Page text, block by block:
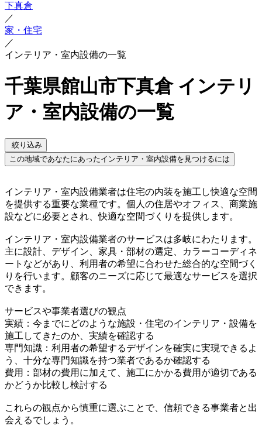
下真倉
／
家・住宅
／
インテリア・室内設備の一覧
千葉県館山市下真倉 インテリ
ア・室内設備の一覧
絞り込み
この地域であなたにあったインテリア・室内設備を見つけるには
インテリア・室内設備業者は住宅の内装を施工し快適な空間
を提供する重要な業種です。個人の住居やオフィス、商業施
設などに必要とされ、快適な空間づくりを提供します。
インテリア・室内設備業者のサービスは多岐にわたります。
主に設計、デザイン、家具・部材の選定、カラーコーディネ
ートなどがあり、利用者の希望に合わせた総合的な空間づく
りを行います。顧客のニーズに応じて最適なサービスを選択
できます。
サービスや事業者選びの観点
実績：今までにどのような施設・住宅のインテリア・設備を
施工してきたのか、実績を確認する
専門知識：利用者の希望するデザインを確実に実現できるよ
う、十分な専門知識を持つ業者であるか確認する
費用：部材の費用に加えて、施工にかかる費用が適切である
かどうか比較し検討する
これらの観点から慎重に選ぶことで、信頼できる事業者と出
会えるでしょう。